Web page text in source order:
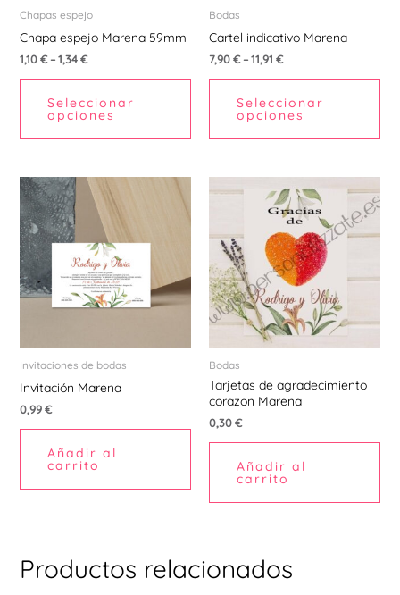
Chapas espejo
Chapa espejo Marena 59mm
1,10€–1,34€
Seleccionar
opciones
pueden
elegir
la
Bodas
Cartel indicativo Marena
7,90€–11,91 €
Seleccionar
opciones
la
Invitaciones de bodas
Invitación Marena
0,99€
Añadir al
carrito
Bodas
Tarjetas de agradecimiento
corazon Marena
0,30€
Añadir al
carrito
Productos relacionados